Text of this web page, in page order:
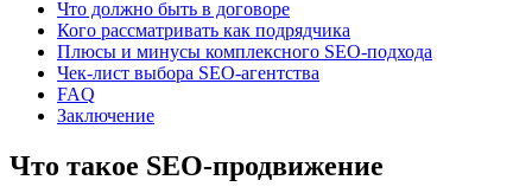
Что должно быть в договоре
Кого рассматривать как подрядчика
Плюсы и минусы комплексного SEO-подхода
Чек-лист выбора SEO-агентства
FAQ
Заключение
Что такое SEO-продвижение